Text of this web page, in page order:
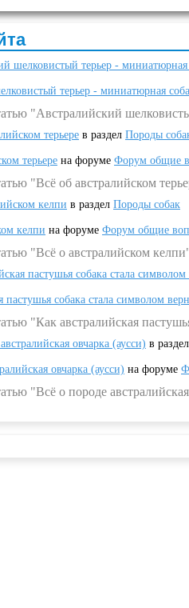
шелковистый терьер - миниатюрная
терьер - миниатюрная
"Австралийский
терьере в раздел Породы
терьере на форуме Форум общие
"Всё об австралийском
келпи в раздел Породы собак
келпи на форуме Форум общие
"Всё о австралийском
пастушья собака стала
пастушья собака стала символом
"Как австралийская
овчарка (аусси) в раздел
овчарка (аусси) на форуме
"Всё о породе